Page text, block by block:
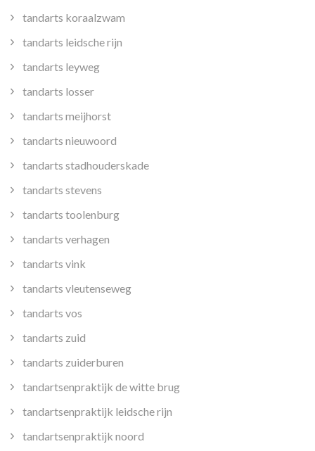
tandarts koraalzwam
tandarts leidsche rijn
tandarts leyweg
tandarts losser
tandarts meijhorst
tandarts nieuwoord
tandarts stadhouderskade
tandarts stevens
tandarts toolenburg
tandarts verhagen
tandarts vink
tandarts vleutenseweg
tandarts vos
tandarts zuid
tandarts zuiderburen
tandartsenpraktijk de witte brug
tandartsenpraktijk leidsche rijn
tandartsenpraktijk noord